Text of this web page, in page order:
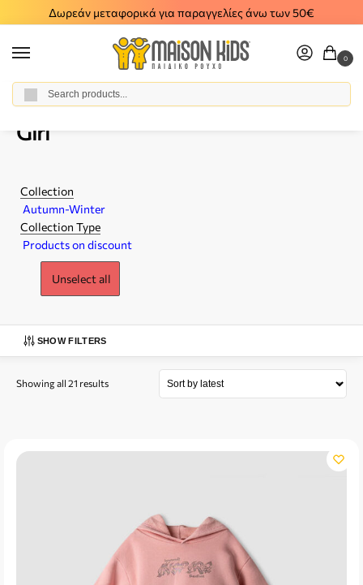
Δωρεάν μεταφορικά για παραγγελίες άνω των 50€
0
Home / Girl
Girl
Collection
Autumn-Winter
Collection Type
Products on discount
Unselect all
SHOW FILTERS
Showing all 21 results